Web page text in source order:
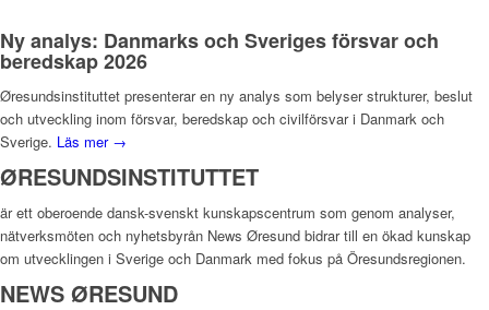
Ny analys: Danmarks och Sveriges försvar och
beredskap 2026
Øresundsinstituttet presenterar en ny analys som belyser strukturer, beslut
och utveckling inom försvar, beredskap och civilförsvar i Danmark och
Sverige. Läs mer →
ØRESUNDSINSTITUTTET
är ett oberoende dansk-svenskt kunskapscentrum som genom analyser,
nätverksmöten och nyhetsbyrån News Øresund bidrar till en ökad kunskap
om utvecklingen i Sverige och Danmark med fokus på Öresundsregionen.
NEWS ØRESUND